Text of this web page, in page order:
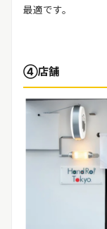
最適です。
④店舗